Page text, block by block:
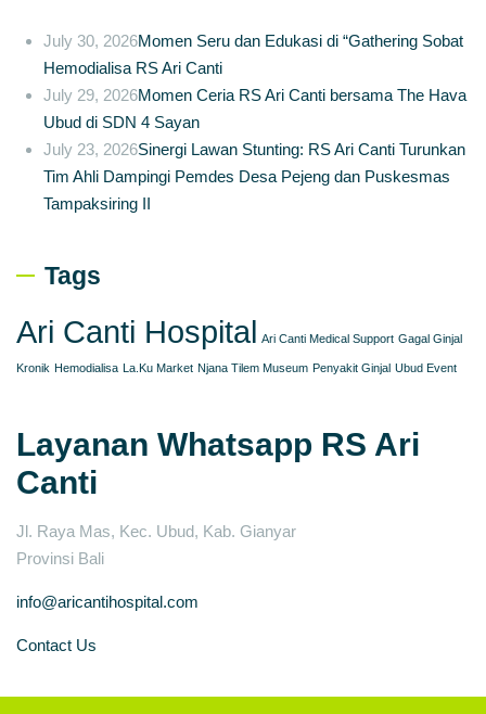
July 30, 2026Momen Seru dan Edukasi di “Gathering Sobat
Hemodialisa RS Ari Canti
July 29, 2026Momen Ceria RS Ari Canti bersama The Hava
Ubud di SDN 4 Sayan
July 23, 2026Sinergi Lawan Stunting: RS Ari Canti Turunkan
Tim Ahli Dampingi Pemdes Desa Pejeng dan Puskesmas
Tampaksiring II
Tags
Ari Canti Hospital Ari Canti Medical Support Gagal Ginjal
Kronik Hemodialisa La.Ku Market Njana Tilem Museum Penyakit Ginjal Ubud Event
Layanan Whatsapp RS Ari
Canti
Jl. Raya Mas, Kec. Ubud, Kab. Gianyar
Provinsi Bali
info@aricantihospital.com
Contact Us